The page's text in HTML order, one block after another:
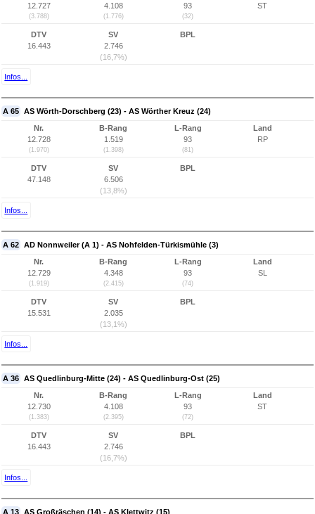
12.727
(3.788)
4.108
(1.776)
93
(32)
ST
DTV
16.443
SV
2.746
(16,7%)
BPL
Infos...
A 65 AS Wörth-Dorschberg (23) - AS Wörther Kreuz (24)
Nr.
12.728
(1.970)
B-Rang
1.519
(1.398)
L-Rang
93
(81)
Land
RP
DTV
47.148
SV
6.506
(13,8%)
BPL
Infos...
A 62 AD Nonnweiler (A 1) - AS Nohfelden-Türkismühle (3)
Nr.
12.729
(1.919)
B-Rang
4.348
(2.415)
L-Rang
93
(74)
Land
SL
DTV
15.531
SV
2.035
(13,1%)
BPL
Infos...
A 36 AS Quedlinburg-Mitte (24) - AS Quedlinburg-Ost (25)
Nr.
12.730
(1.383)
B-Rang
4.108
(2.395)
L-Rang
93
(72)
Land
ST
DTV
16.443
SV
2.746
(16,7%)
BPL
Infos...
A 13 AS Großräschen (14) - AS Klettwitz (15)